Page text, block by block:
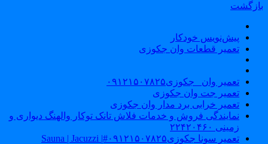
پیش‌نویس خودکار
تعمیر قطعات وان جکوزی
تعمیر وان _جکوزی۰۹۱۲۱۵۰۷۸۲۵
تعمیر جت وان جکوزی
تعمیر خرابی برد مدار وان جکوزی
نمایندگی فروش و خدمات فلاش تانک توکار والهنگ دیواری و
زمینی ۲۲۴۲۰۴۶۰
تعمیر سونا جکوزی۰۹۱۲۱۵۰۷۸۲۵#| Sauna | Jacuzzi